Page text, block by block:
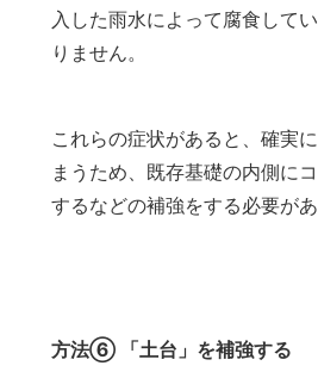
入した雨水によって腐食して
りません。
これらの症状があると、確実
まうため、既存基礎の内側に
するなどの補強をする必要があ
方法⑥ 「土台」を補強する